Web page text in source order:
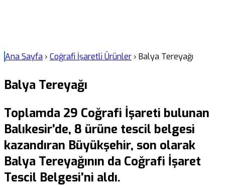
Ana Sayfa › Coğrafi İşaretli Ürünler › Balya Tereyağı
Balya Tereyağı
Toplamda 29 Coğrafi İşareti bulunan
Balıkesir’de, 8 ürüne tescil belgesi
kazandıran Büyükşehir, son olarak
Balya Tereyağının da Coğrafi İşaret
Tescil Belgesi’ni aldı.